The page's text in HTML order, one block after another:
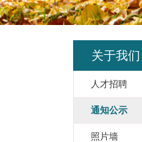
关于我们
人才招聘
通知公示
照片墙